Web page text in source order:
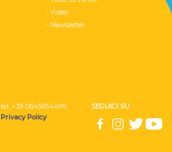
- Video
- Newsletter
tel: ‭+39 0645654499
Privacy Policy
SEGUICI SU